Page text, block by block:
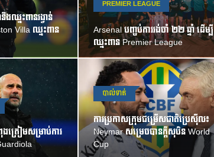
ឈ្នះពានរង្វាន់
Villa ឈ្នះពាន
PREMIER LEAGUE
Arsenal បញ្ចប់ការរង់ចាំ ២២ ឆ្នាំ ដើម្បី
ឈ្នះពាន Premier League
ត្រៀមសម្រាប់ការ
បាល់ទាត់
ការប្រកាសក្រុមជម្រើសជាតិប្រេស៊ីល៖
Neymar សម្រេចបានក្តីសុបិន World
Cup